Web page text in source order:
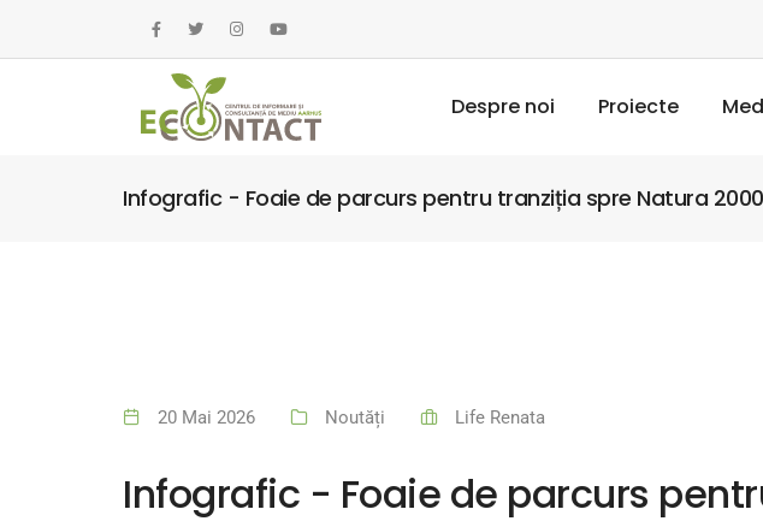
Despre noi Proiecte
Infografic - Foaie de parcurs pentru tranziția spre Natura 2000
20 Mai 2026 Noutăți Life Renata
Infografic - Foaie de parcurs